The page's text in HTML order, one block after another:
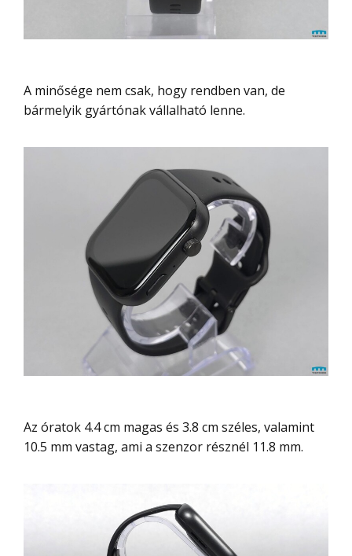
A minősége nem csak, hogy rendben van, de
bármelyik gyártónak vállalható lenne.
Az óratok 4.4 cm magas és 3.8 cm széles, valamint
10.5 mm vastag, ami a szenzor résznél 11.8 mm.